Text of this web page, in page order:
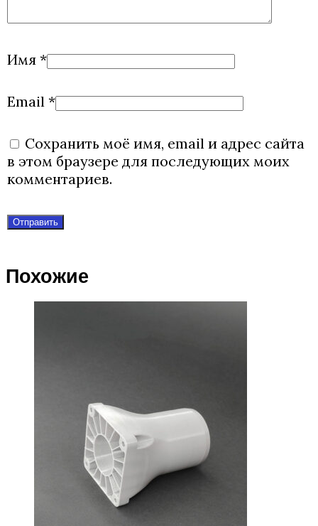
Имя *
Email *
Сохранить моё имя, email и адрес сайта
в этом браузере для последующих моих
комментариев.
Похожие